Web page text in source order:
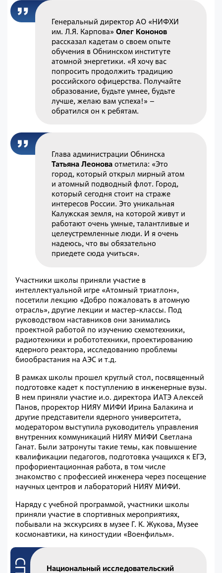
Генеральный директор АО «НИФХИ
им. Л.Я. Карпова»Олег Кононов
рассказал кадетам о своем опыте
обучения в Обнинском институте
атомной энергетики. «Я хочу вас
попросить продолжить традицию
российского офицерства. Получайте
образование, будьте умнее, будьте
лучше, желаю вам успеха!» –
обратился он к ребятам.
Глава администрации Обнинска
Татьяна Леонова отметила: «Это
город, который открыл мирный атом
и атомный подводный флот. Город,
который сегодня стоит на страже
интересов России. Это уникальная
Калужская земля, на которой живут и
работают очень умные, талантливые и
целеустремленные люди. И я очень
надеюсь, что вы обязательно
приедете сюда учиться».
Участники школы приняли участие в
интеллектуальной игре «Атомный триатлон»,
посетили лекцию «Добро пожаловать в атомную
отрасль», другие лекции и мастер-классы. Под
руководством наставников они занимались
проектной работой по изучению схемотехники,
радиотехники и робототехники, проектированию
ядерного реактора, исследованию проблемы
биообрастания на АЭС и т.д.
В рамках школы прошел круглый стол, посвященный
подготовке кадет к поступлению в инженерные вузы.
В нем приняли участие и.о. директора ИАТЭ Алексей
Панов, проректор НИЯУ МИФИ Ирина Балакина и
другие представители ядерного университета,
модератором выступила руководитель управления
внутренних коммуникаций НИЯУ МИФИ Светлана
Ганат. Были затронуты такие темы, как повышение
квалификации педагогов, подготовка учащихся к ЕГЭ,
профориентационная работа, в том числе
знакомство с профессией инженера через посещение
научных центров и лабораторий НИЯУ МИФИ.
Наряду с учебной программой, участники школы
приняли участие в спортивных мероприятиях,
побывали на экскурсиях в музее Г. К. Жукова, Музее
космонавтики, на киностудии «Военфильм».
Национальный исследовательский